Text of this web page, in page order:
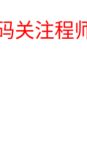
关注程